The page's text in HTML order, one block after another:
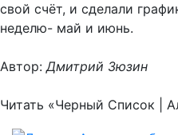
свой счёт, и сделали
неделю- май и июнь.
Автор:Дмитрий Зюзин
Читать «Черный Список |